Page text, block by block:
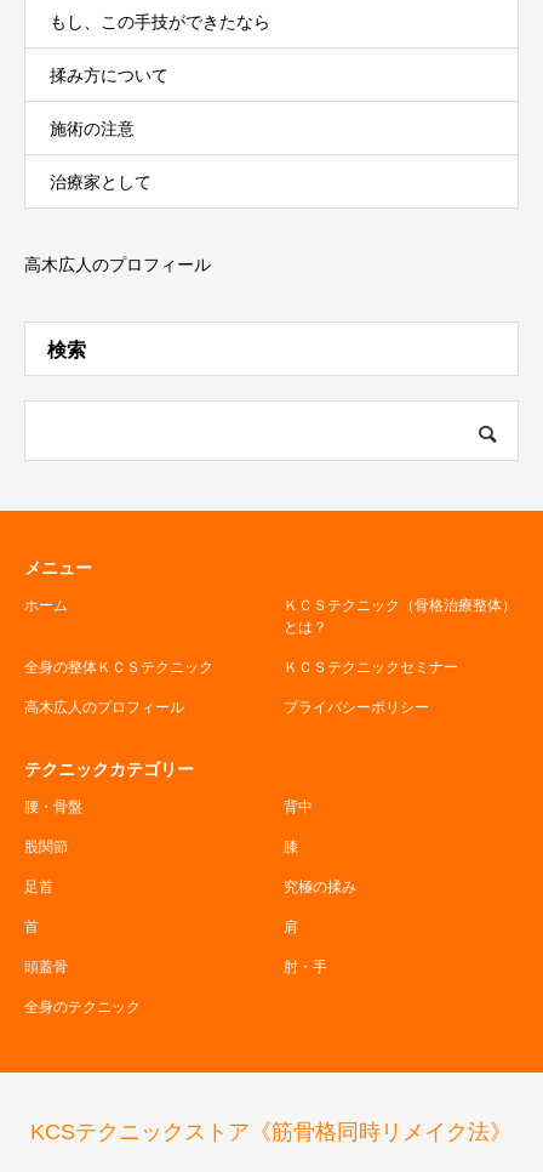
もし、この手技ができたなら
揉み方について
施術の注意
治療家として
高木広人のプロフィール
検索
メニュー
ホーム
ＫＣＳテクニック（骨格治療整体）
とは？
全身の整体ＫＣＳテクニック ＫＣＳテクニックセミナー
高木広人のプロフィール プライバシーポリシー
テクニックカテゴリー
腰・骨盤 背中
股関節 膝
足首 究極の揉み
首 肩
頭蓋骨 肘・手
全身のテクニック
KCSテクニックストア《筋骨格同時リメイク法》